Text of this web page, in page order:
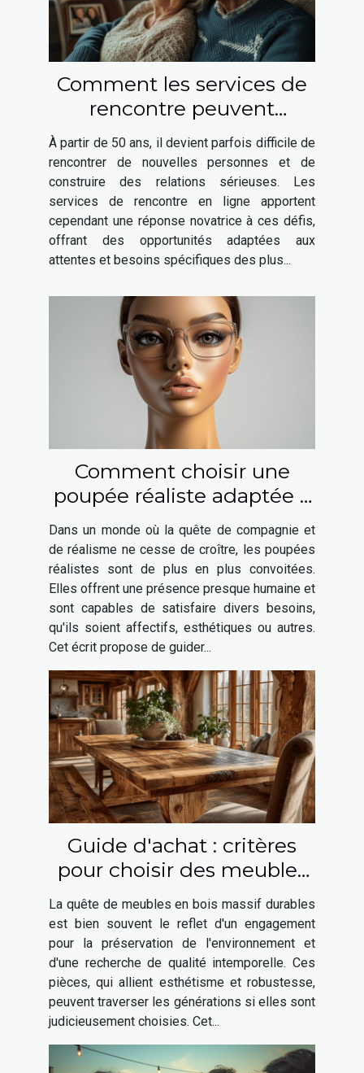
Comment les services de
rencontre peuvent
favoriser les relations
sérieuses après 50 ans
À partir de 50 ans, il devient parfois difficile de
rencontrer de nouvelles personnes et de
construire des relations sérieuses. Les
services de rencontre en ligne apportent
cependant une réponse novatrice à ces défis,
offrant des opportunités adaptées aux
attentes et besoins spécifiques des plus...
Comment choisir une
poupée réaliste adaptée à
vos besoins ?
Dans un monde où la quête de compagnie et
de réalisme ne cesse de croître, les poupées
réalistes sont de plus en plus convoitées.
Elles offrent une présence presque humaine et
sont capables de satisfaire divers besoins,
qu'ils soient affectifs, esthétiques ou autres.
Cet écrit propose de guider...
Guide d'achat : critères
pour choisir des meubles
en bois massif durables
La quête de meubles en bois massif durables
est bien souvent le reflet d'un engagement
pour la préservation de l'environnement et
d'une recherche de qualité intemporelle. Ces
pièces, qui allient esthétisme et robustesse,
peuvent traverser les générations si elles sont
judicieusement choisies. Cet...